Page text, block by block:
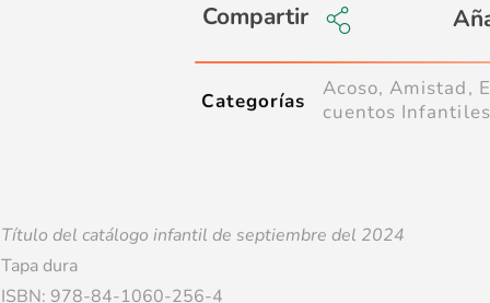
Compartir
Categorías Acoso,Amistad,
cuentos Infantiles
Título del catálogo infantil de septiembre del 2024
Tapa dura
ISBN: 978-84-1060-256-4